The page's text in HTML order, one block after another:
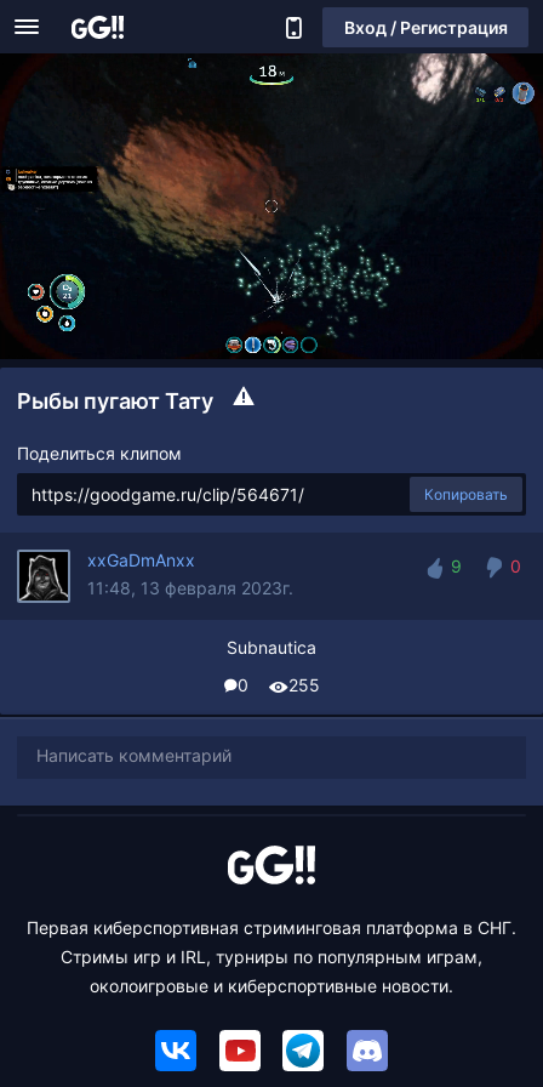
Вход / Регистрация
Рыбы пугают Тату
Поделиться клипом
Копировать
xxGaDmAnxx
11:48, 13 февраля 2023г.
9
0
Subnautica
0
255
Написать комментарий
Первая киберспортивная стриминговая платформа в СНГ.
Стримы игр и IRL, турниры по популярным играм,
околоигровые и киберспортивные новости.